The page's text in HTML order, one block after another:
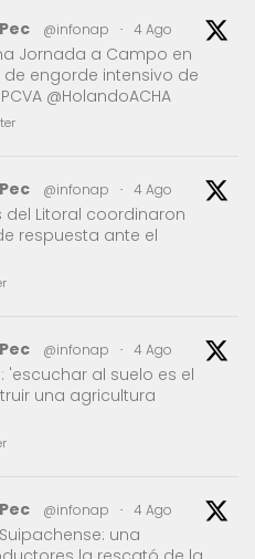
@infonap · 4 Ago
Jornada a Campo en
engorde intensivo de
@HolandoACHA
@infonap · 4 Ago
del Litoral coordinaron
respuesta ante el
@infonap · 4 Ago
'escuchar al suelo es el
una agricultura
@infonap · 4 Ago
una